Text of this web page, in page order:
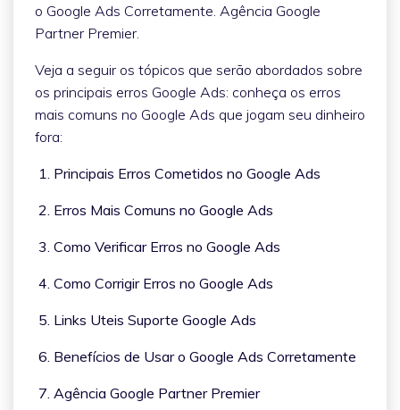
o Google Ads Corretamente. Agência Google
Partner Premier.
Veja a seguir os tópicos que serão abordados sobre
os principais erros Google Ads: conheça os erros
mais comuns no Google Ads que jogam seu dinheiro
fora:
1. Principais Erros Cometidos no Google Ads
2. Erros Mais Comuns no Google Ads
3. Como Verificar Erros no Google Ads
4. Como Corrigir Erros no Google Ads
5. Links Uteis Suporte Google Ads
6. Benefícios de Usar o Google Ads Corretamente
7. Agência Google Partner Premier